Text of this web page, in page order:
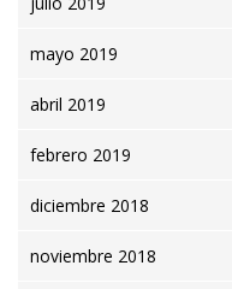
mayo 2019
abril 2019
febrero 2019
diciembre 2018
noviembre 2018